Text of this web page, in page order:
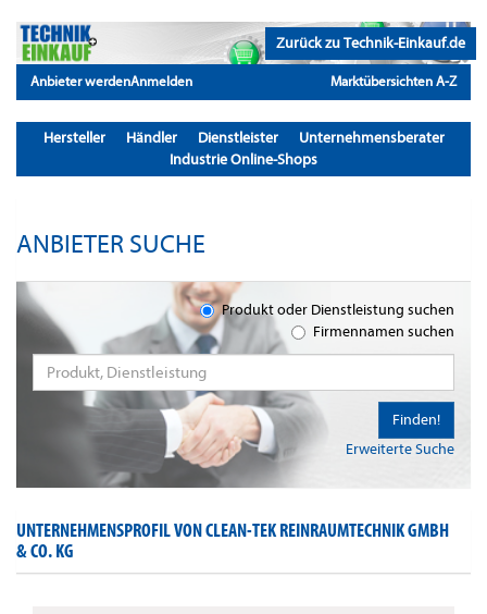
Zurück zu Technik-Einkauf.de
Anbieter werdenAnmelden Marktübersichten A-Z
Hersteller Händler Dienstleister
Unternehmensberater
Industrie Online-Shops
ANBIETER SUCHE
Produkt oder Dienstleistung suchen
Firmennamen suchen
Erweiterte Suche
Finden!
UNTERNEHMENSPROFIL VON CLEAN-TEK REINRAUMTECHNIK GMBH
& CO. KG